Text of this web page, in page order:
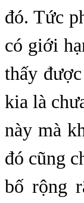
đó. Tức
có giới
thấy
kia là
này mà
đó cũng
bố rộng